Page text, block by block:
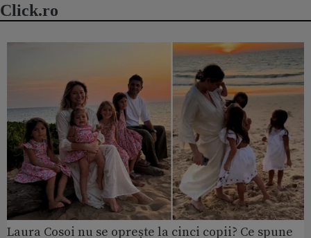
Click.ro
Laura Cosoi nu se oprește la cinci copii? Ce spune